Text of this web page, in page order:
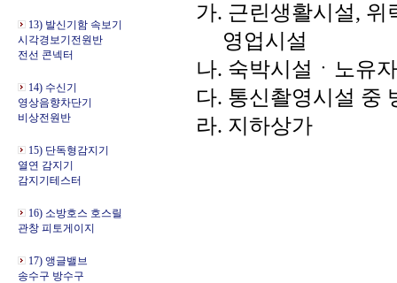
13) 발신기함 속보기
시각경보기전원반
전선 콘넥터
14) 수신기
영상음향차단기
비상전원반
15) 단독형감지기
열연 감지기
감지기테스터
16) 소방호스 호스릴
관창 피토게이지
17) 앵글밸브
송수구 방수구
가. 근린생활시설, 위
영업
나. 숙박시설ㆍ노
다. 통신촬영시설
라. 지하상가